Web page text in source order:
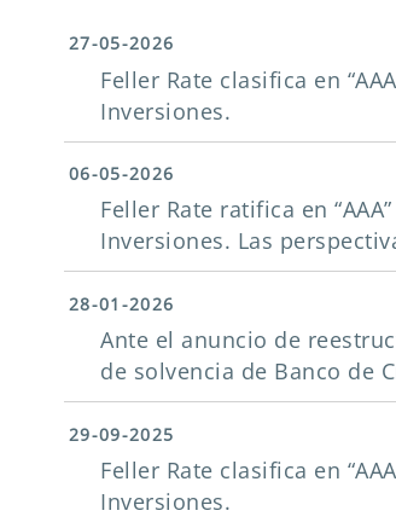
27-05-2026
Feller Rate clasifica en
Inversiones.
06-05-2026
Feller Rate ratifica en
Inversiones. Las
28-01-2026
Ante el anuncio de
de solvencia de Banco de
29-09-2025
Feller Rate clasifica en
Inversiones.